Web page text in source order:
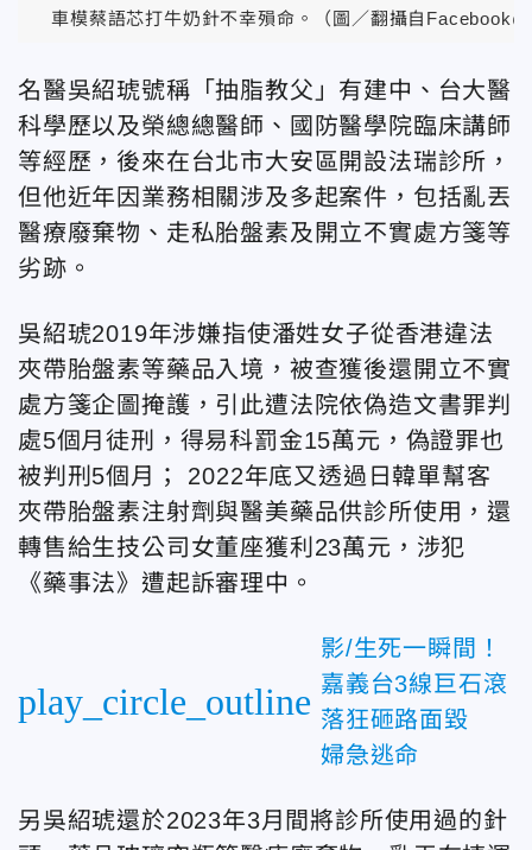
車模蔡語芯打牛奶針不幸殞命。（圖／翻攝自
名醫吳紹琥號稱「抽脂教父」有建中、台大醫
科學歷以及榮總總醫師、國防醫學院臨床講師
等經歷，後來在台北市大安區開設法瑞診所，
但他近年因業務相關涉及多起案件，包括亂丟
醫療廢棄物、走私胎盤素及開立不實處方箋等
劣跡。
吳紹琥2019年涉嫌指使潘姓女子從香港違法
夾帶胎盤素等藥品入境，被查獲後還開立不實
處方箋企圖掩護，引此遭法院依偽造文書罪判
處5個月徒刑，得易科罰金15萬元，偽證罪也
被判刑5個月；
2022年底又透過日韓單幫客
夾帶胎盤素注射劑與醫美藥品供診所使用，還
轉售給生技公司女董座獲利23萬元，涉犯
《藥事法》遭起訴審理中。
play_circle_outline
影/生死一瞬間！
嘉義台3線巨石滾
落狂砸路面毀
婦急逃命
另吳紹琥還於2023年3月間將診所使用過的針